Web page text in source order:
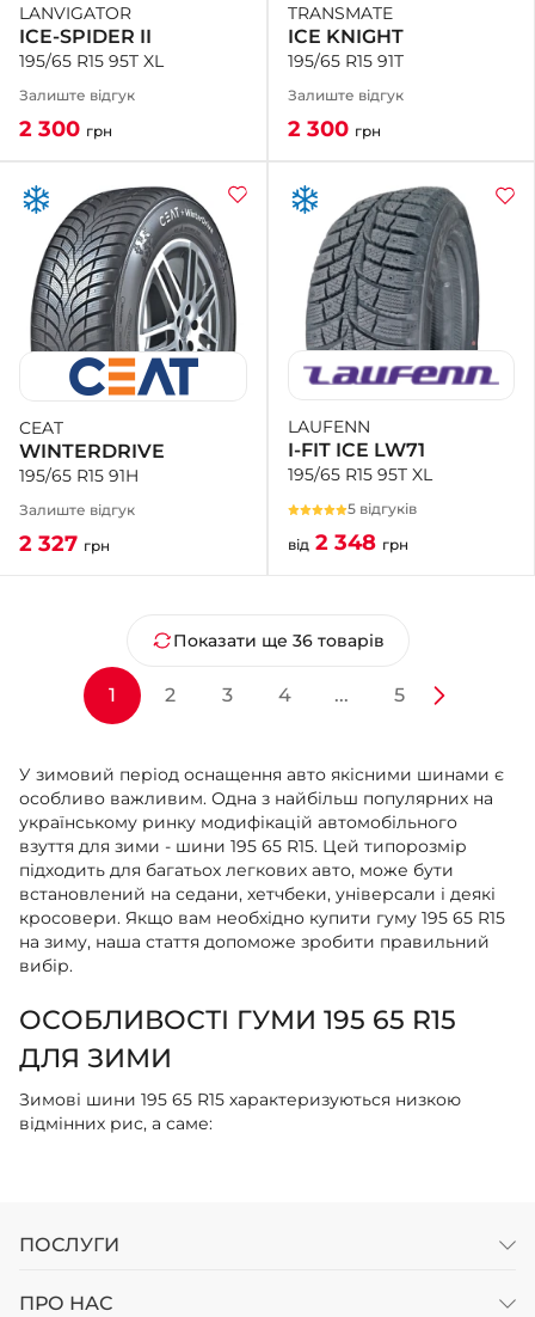
LANVIGATOR
ICE-SPIDER II
195/65 R15 95T XL
Залиште відгук
2 300 грн
TRANSMATE
ICE KNIGHT
195/65 R15 91T
Залиште відгук
2 300 грн
CEAT
WINTERDRIVE
195/65 R15 91H
Залиште відгук
2 327 грн
LAUFENN
I-FIT ICE LW71
195/65 R15 95T XL
5 відгуків
від 2 348 грн
Показати ще 36 товарів
1 2 3 4 ... 5
У зимовий період оснащення авто якісними шинами є
особливо важливим. Одна з найбільш популярних на
українському ринку модифікацій автомобільного
взуття для зими - шини 195 65 R15. Цей типорозмір
підходить для багатьох легкових авто, може бути
встановлений на седани, хетчбеки, універсали і деякі
кросовери. Якщо вам необхідно купити гуму 195 65 R15
на зиму, наша стаття допоможе зробити правильний
вибір.
ОСОБЛИВОСТІ ГУМИ 195 65 R15
ДЛЯ ЗИМИ
Зимові шини 195 65 R15 характеризуються низкою
відмінних рис, а саме:
колесам ефективно справлятися із засніженими і
Морозостійкий компаунд. Спеціальна гумова суміш,
ПОСЛУГИ
ПРО НАС